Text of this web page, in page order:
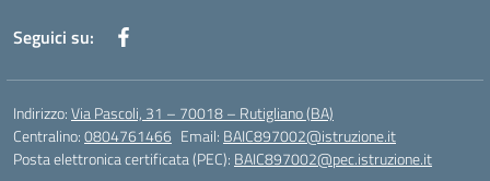
Seguici su:
Indirizzo:Via Pascoli, 31 – 70018 – Rutigliano (BA)
Centralino:0804761466 Email: BAIC897002@istruzione.it
Posta elettronica certificata (PEC): BAIC897002@pec.istruzione.it